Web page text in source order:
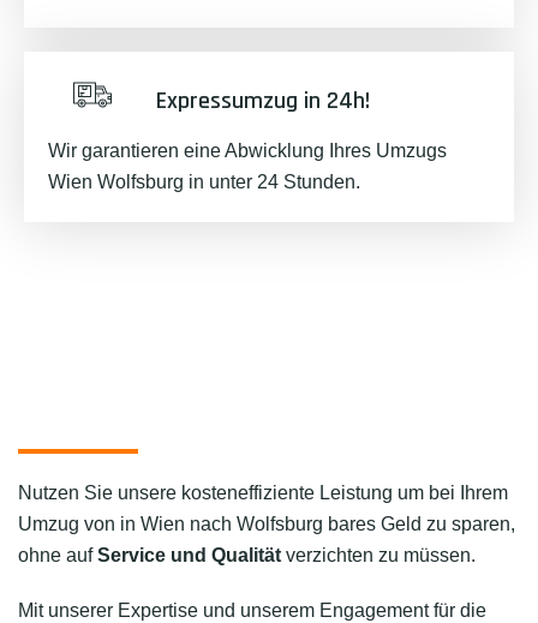
Expressumzug in 24h!
Wir garantieren eine Abwicklung Ihres Umzugs
Wien Wolfsburg in unter 24 Stunden.
Nutzen Sie unsere kosteneffiziente Leistung um bei Ihrem
Umzug von in Wien nach Wolfsburg bares Geld zu sparen,
ohne aufService und Qualität verzichten zu müssen.
Mit unserer Expertise und unserem Engagement für die